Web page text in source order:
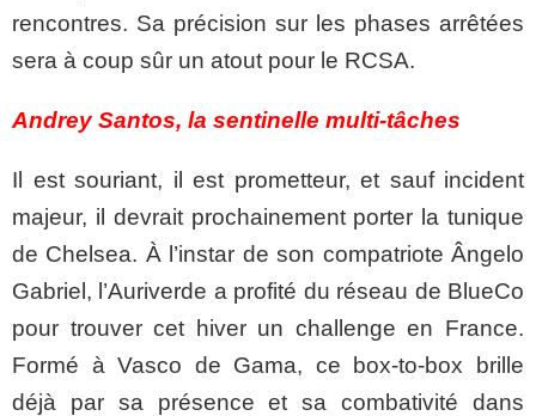
rencontres. Sa précision sur les phases arrêtées
sera à coup sûr un atout pour le RCSA.
Andrey Santos, la sentinelle multi-tâches
Il est souriant, il est prometteur, et sauf incident
majeur, il devrait prochainement porter la tunique
de Chelsea. À l’instar de son compatriote Ângelo
Gabriel, l’Auriverde a profité du réseau de BlueCo
pour trouver cet hiver un challenge en France.
Formé à Vasco de Gama, ce box-to-box brille
déjà par sa présence et sa combativité dans